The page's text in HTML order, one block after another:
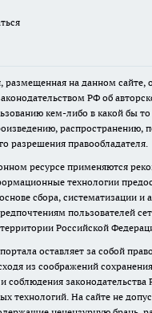
на данном сайте,
РФ об
кем-либо в какой бы
распространению,
разрешения правообладателя.
ресурсе применяются
технологии
сбора, систематизации и
пользователей
Российской
оставляет за собой
из соображений
соблюдения законодательства
технологий. На сайте не